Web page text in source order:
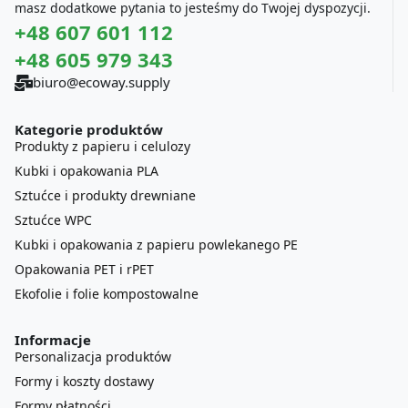
masz dodatkowe pytania to jesteśmy do Twojej dyspozycji.
+48 607 601 112
+48 605 979 343
biuro@ecoway.supply
Kategorie produktów
Produkty z papieru i celulozy
Kubki i opakowania PLA
Sztućce i produkty drewniane
Sztućce WPC
Kubki i opakowania z papieru powlekanego PE
Opakowania PET i rPET
Ekofolie i folie kompostowalne
Informacje
Personalizacja produktów
Formy i koszty dostawy